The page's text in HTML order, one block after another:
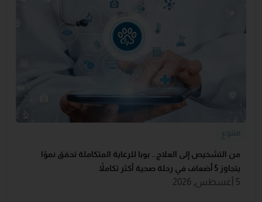
متنوع
من التشخيص إلى العلاج.. بوبا للرعاية المتكاملة تحقق نموًا
يتجاوز 5 أضعاف في رحلة صحية أكثر تكاملاً
5 أغسطس, 2026